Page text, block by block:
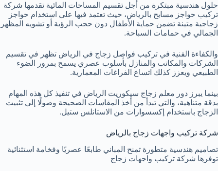
حلول هندسية مبتكرة من أجل تقسيم المساحات المائية تقدمها شركة
تركيب حواجز مسابح بالرياض، حيث تعتمد فيها على استخدام حواجز
زجاجية متينة تضمن حماية الأطفال دون حجب الرؤية أو تشويه المظهر
الجمالي في حمامات السباحة.
والكفاءة الفنية في تركيب فواصل زجاج في الرياض تظهر في تقسيم
الشركات والمكاتب والمنازل بأسلوب عصري يسمح بمرور الضوء
الطبيعي ويعزز كذلك اتساع الفراغات المعمارية.
بينما يبرز دور معلم زجاج سيكوريت الرياض في تنفيذ كل هذه المهام
بدقة متناهية، والتي تبدأ من أخذ المقاسات الصحيحة وصولًا إلى تثبيت
الزجاج باستخدام إكسسوارات من الاستانلس ستيل.
شركة تركيب واجهات زجاج بالرياض
تصاميم هندسية متطورة تمنح المباني طابعًا عصريًا وفخامة استثنائية
توفرها شركة تركيب واجهات زجاج